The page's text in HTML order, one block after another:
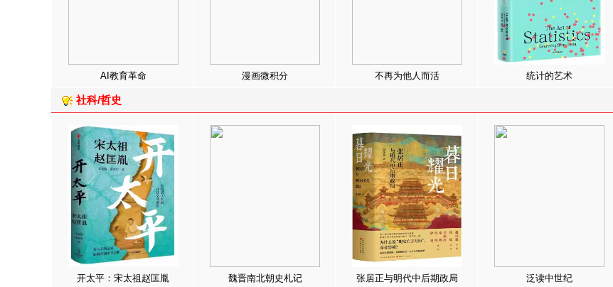
AI教育革命 漫画微积分 不再为他人而活 统计的艺术
社科/哲史
开太平：宋太祖赵匡胤 魏晋南北朝史札记 张居正与明代中后期政局 泛读中世纪